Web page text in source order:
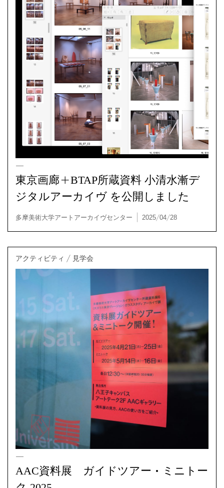
多摩美術大学アートアーカイヴセンター | 2025/05/23
アクティビティ
東京画廊+BTAP所蔵資料 小清水漸デ
ジタルアーカイヴ を公開しました
多摩美術大学アートアーカイヴセンター | 2025/04/28
アクティビティ / 見学会
AAC資料展 ガイドツアー・ミニトー